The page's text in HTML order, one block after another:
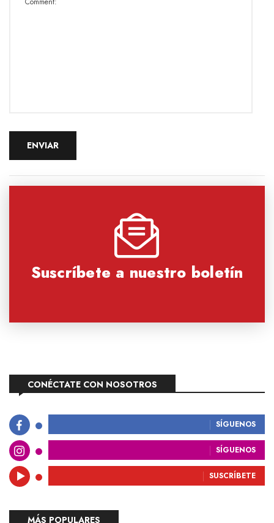
Suscríbete a nuestro boletín
CONÉCTATE CON NOSOTROS
SÍGUENOS
SÍGUENOS
SUSCRÍBETE
MÁS POPULARES